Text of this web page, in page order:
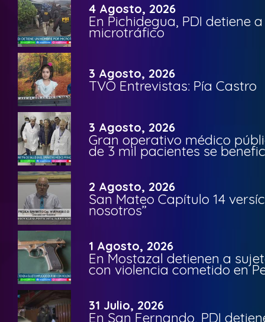
4 Agosto, 2026
En Pichidegua, PDI detiene
microtráfico
3 Agosto, 2026
TVO Entrevistas: Pía Castro
3 Agosto, 2026
Gran operativo médico
de 3 mil pacientes se
2 Agosto, 2026
San Mateo Capítulo 14
nosotros”
1 Agosto, 2026
En Mostazal detienen a
con violencia cometido en
31 Julio, 2026
En San Fernando, PDI